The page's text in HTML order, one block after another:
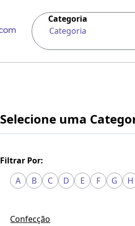
Categoria
Categoria
Selecione uma
Filtrar Por:
A
B C D E F G H
Confecção